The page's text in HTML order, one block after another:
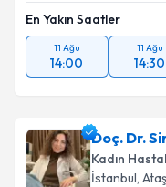
En Yakın Saatler
11 Ağu
14:00
11 Ağu
14:30
Doç. Dr.
Kadın
İstanbul,